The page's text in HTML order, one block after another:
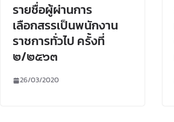
รายชื่อผู้ผ่านการ
เลือกสรรเป็นพนักงาน
ราชการทั่วไป ครั้งที่
๒/๒๕๖๓
26/03/2020